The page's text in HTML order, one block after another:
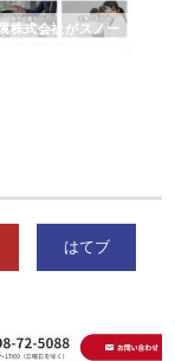
社がスノー
ロックの専
株式会社
はてブ